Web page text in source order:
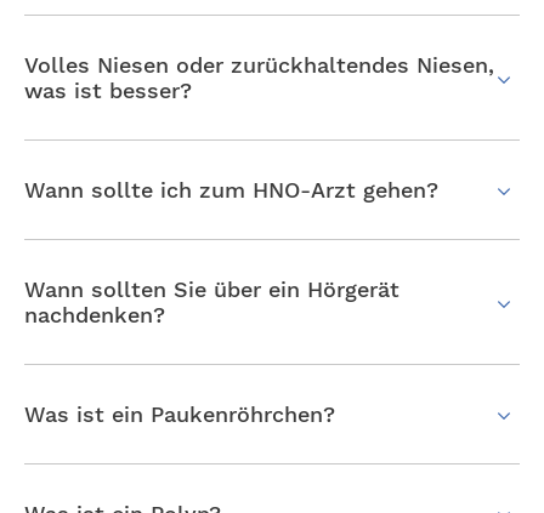
Volles Niesen oder zurückhaltendes Niesen,
was ist besser?
Wann sollte ich zum HNO-Arzt gehen?
Wann sollten Sie über ein Hörgerät
nachdenken?
Was ist ein Paukenröhrchen?